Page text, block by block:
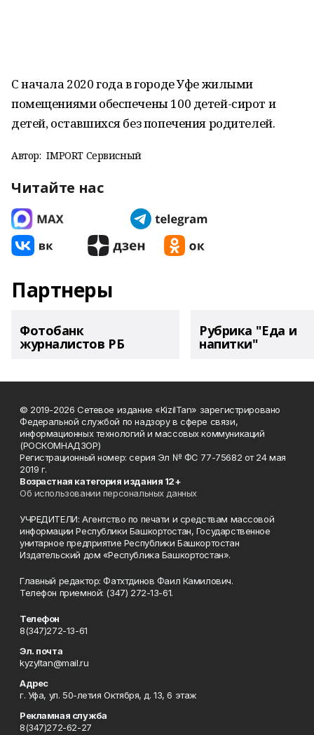
С начала 2020 года в городе Уфе жилыми
помещениями обеспечены 100 детей-сирот и
детей, оставшихся без попечения родителей.
Автор: IMPORT Сервисный
Читайте нас
Партнеры
Фотобанк
журналистов РБ
Рубрика "Еда и
напитки"
© 2019-2026 Сетевое издание «KizilTan» зарегистрировано
Федеральной службой по надзору в сфере связи,
информационных технологий и массовых коммуникаций
(РОСКОМНАДЗОР)
Регистрационный номер: серия Эл № ФС 77-75682 от 24 мая
2019 г.
Возрастная категория издания 12+
Об использовании персональных данных
УЧРЕДИТЕЛИ: Агентство по печати и средствам массовой
информации Республики Башкортостан, Государственное
унитарное предприятие Республики Башкортостан
Издательский дом «Республика Башкортостан».
Главный редактор: Фатхтдинов Фаил Камилович.
Телефон приемной: (347) 272-13-61.
Телефон
8(347)272-13-61
Эл. почта
kyzyltan@mail.ru
Адрес
г. Уфа, ул. 50-летия Октября, д. 13, 6 этаж
Рекламная служба
8(347)272-62-27